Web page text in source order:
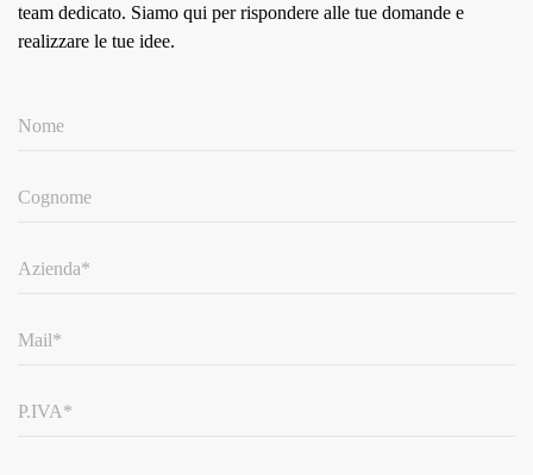
team dedicato. Siamo qui per rispondere alle tue domande e
realizzare le tue idee.